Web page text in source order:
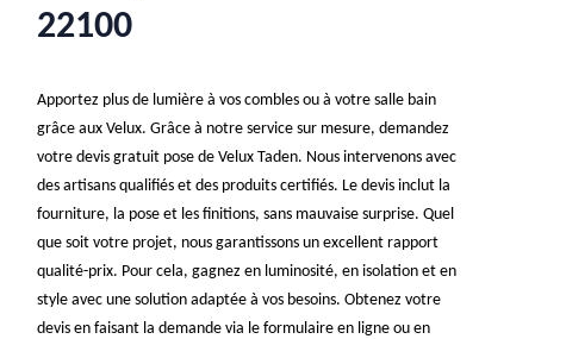
22100
Apportez plus de lumière à vos combles ou à votre salle bain
grâce aux Velux. Grâce à notre service sur mesure, demandez
votre devis gratuit pose de Velux Taden. Nous intervenons avec
des artisans qualifiés et des produits certifiés. Le devis inclut la
fourniture, la pose et les finitions, sans mauvaise surprise. Quel
que soit votre projet, nous garantissons un excellent rapport
qualité-prix. Pour cela, gagnez en luminosité, en isolation et en
style avec une solution adaptée à vos besoins. Obtenez votre
devis en faisant la demande via le formulaire en ligne ou en